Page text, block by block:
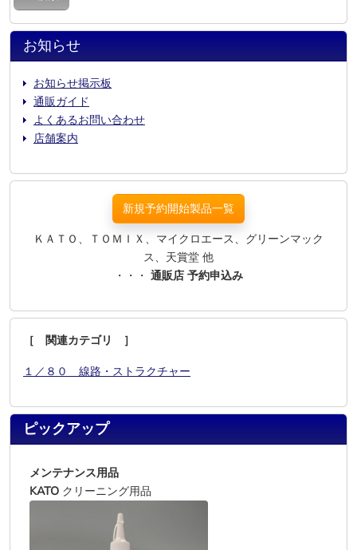
お知らせ
お知らせ掲示板
通販ガイド
よくあるお問い合わせ
店舗案内
新規予約開始製品一覧
ＫＡＴＯ、ＴＯＭＩＸ、マイクロエース、グリーンマック
ス、天賞堂 他
・・・ 通販店 予約申込み
［ 関連カテゴリ ］
１／８０ 線路・ストラクチャー
ピックアップ
メンテナンス用品
KATO クリーニング用品